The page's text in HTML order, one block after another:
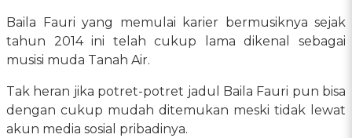
Baila Fauri yang memulai karier bermusiknya sejak
tahun 2014 ini telah cukup lama dikenal sebagai
musisi muda Tanah Air.
Tak heran jika potret-potret jadul Baila Fauri pun bisa
dengan cukup mudah ditemukan meski tidak lewat
akun media sosial pribadinya.